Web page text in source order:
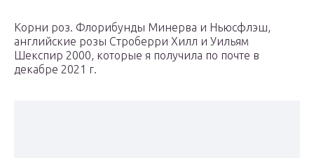
Корни роз. Флорибунды Минерва и Ньюсфлэш,
английские розы Строберри Хилл и Уильям
Шекспир 2000, которые я получила по почте в
декабре 2021 г.